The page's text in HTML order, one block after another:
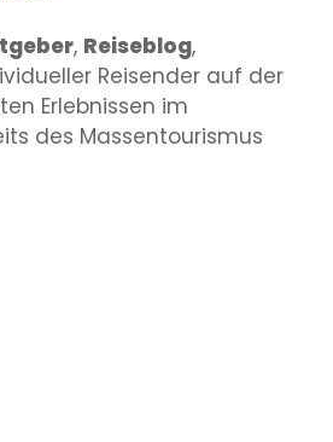
, Reiseblog,
Reisender auf der
Erlebnissen im
des Massentourismus